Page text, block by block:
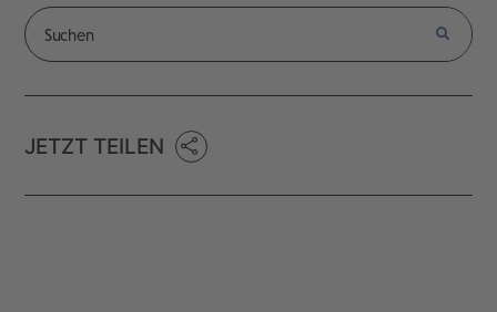
JETZT TEILEN